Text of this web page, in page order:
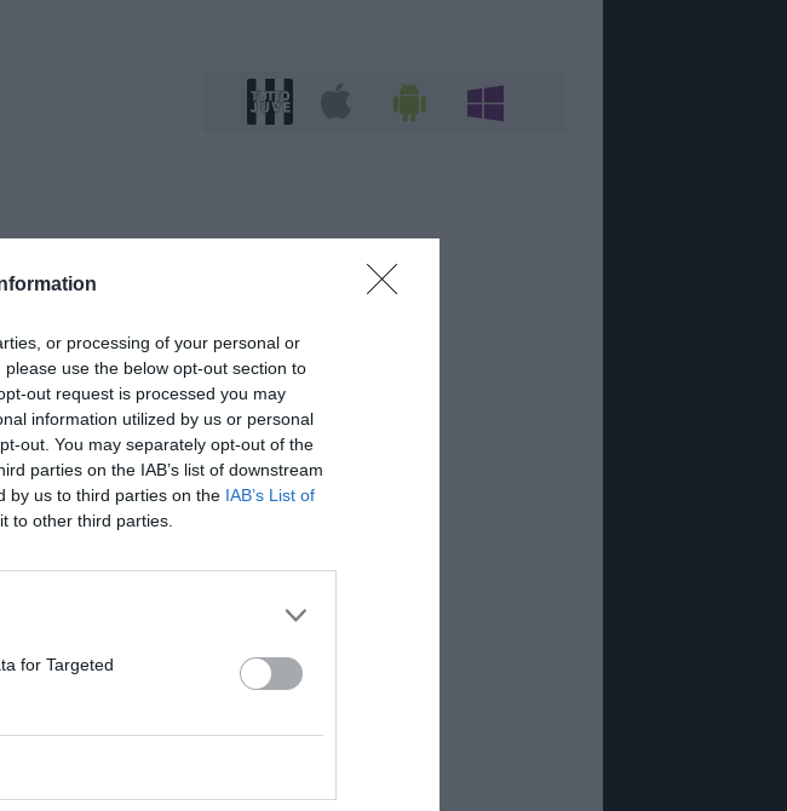
or processing of your personal or
use the below opt-out section to
out request is processed you may
information utilized by us or personal
out. You may separately opt-out of the
parties on the IAB’s list of downstream
by us to third parties on the IAB’s List of
to other third parties.
for Targeted
importanti in
che ha
capace di restare
e può